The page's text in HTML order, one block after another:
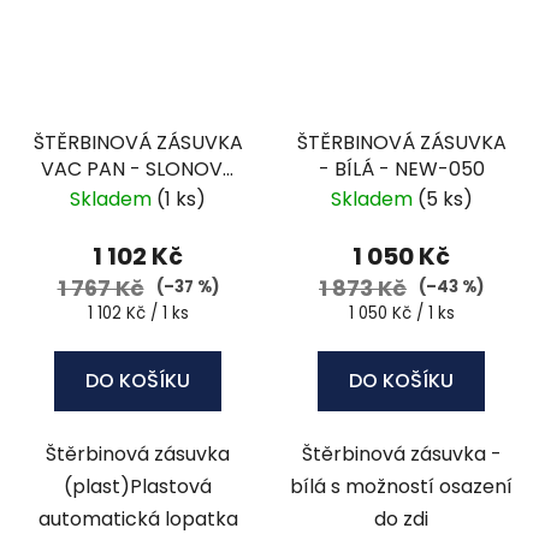
ŠTĚRBINOVÁ ZÁSUVKA
VAC PAN - SLONOVÁ
KOST- ACC-16-3
Skladem (1 ks)
1 102 Kč
1 767 Kč
(–37 %)
Měrná
1 102 Kč / 1 ks
DO KOŠÍKU
Štěrbinová zásuvka
(plast)Plastová
automatická lopatka
ŠTĚRBINOVÁ ZÁSUVKA
- BÍLÁ - NEW-050
Skladem (5 ks)
1 050 Kč
1 873 Kč (–43 %)
Měrná
1 050 Kč / 1 ks
DO KOŠÍKU
Štěrbinová zásuvka -
bílá s možností osazení
do zdi